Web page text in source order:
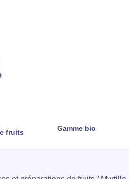
fruits
Gamme bio